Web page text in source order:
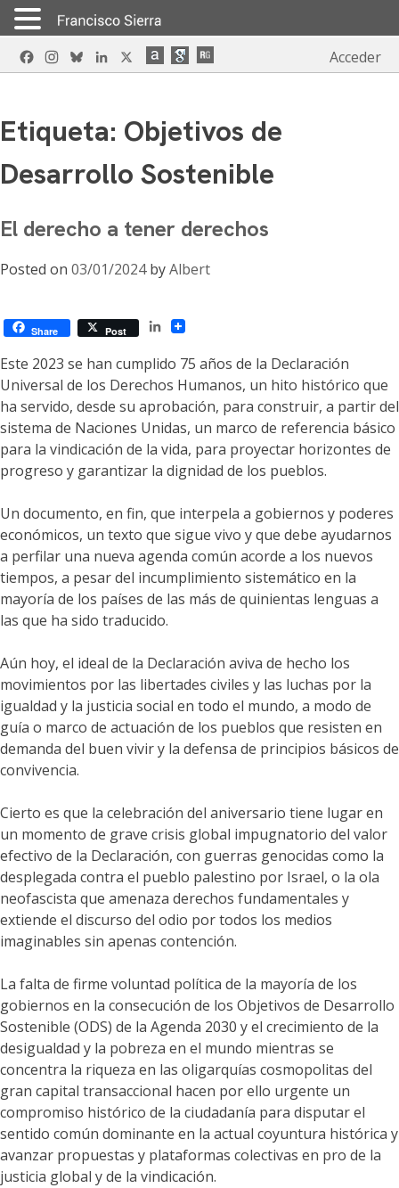
Skip
to
FacebookInstagram
BlueskyLinkedIn Acceder
Etiqueta: Objetivos de
Desarrollo Sostenible
El derecho a tener derechos
Posted on 03/01/2024byAlbert
Share Post
LinkedIn
Este 2023 se han cumplido 75 años de la Declaración
Universal de los Derechos Humanos, un hito histórico que
ha servido, desde su aprobación, para construir, a partir del
sistema de Naciones Unidas, un marco de referencia básico
para la vindicación de la vida, para proyectar horizontes de
progreso y garantizar la dignidad de los pueblos.
Un documento, en fin, que interpela a gobiernos y poderes
económicos, un texto que sigue vivo y que debe ayudarnos
a perfilar una nueva agenda común acorde a los nuevos
tiempos, a pesar del incumplimiento sistemático en la
mayoría de los países de las más de quinientas lenguas a
las que ha sido traducido.
Aún hoy, el ideal de la Declaración aviva de hecho los
movimientos por las libertades civiles y las luchas por la
igualdad y la justicia social en todo el mundo, a modo de
guía o marco de actuación de los pueblos que resisten en
demanda del buen vivir y la defensa de principios básicos de
convivencia.
Cierto es que la celebración del aniversario tiene lugar en
un momento de grave crisis global impugnatorio del valor
efectivo de la Declaración, con guerras genocidas como la
desplegada contra el pueblo palestino por Israel, o la ola
neofascista que amenaza derechos fundamentales y
extiende el discurso del odio por todos los medios
imaginables sin apenas contención.
La falta de firme voluntad política de la mayoría de los
gobiernos en la consecución de los Objetivos de Desarrollo
Sostenible (ODS) de la Agenda 2030 y el crecimiento de la
desigualdad y la pobreza en el mundo mientras se
concentra la riqueza en las oligarquías cosmopolitas del
gran capital transaccional hacen por ello urgente un
compromiso histórico de la ciudadanía para disputar el
sentido común dominante en la actual coyuntura histórica y
avanzar propuestas y plataformas colectivas en pro de la
justicia global y de la vindicación.